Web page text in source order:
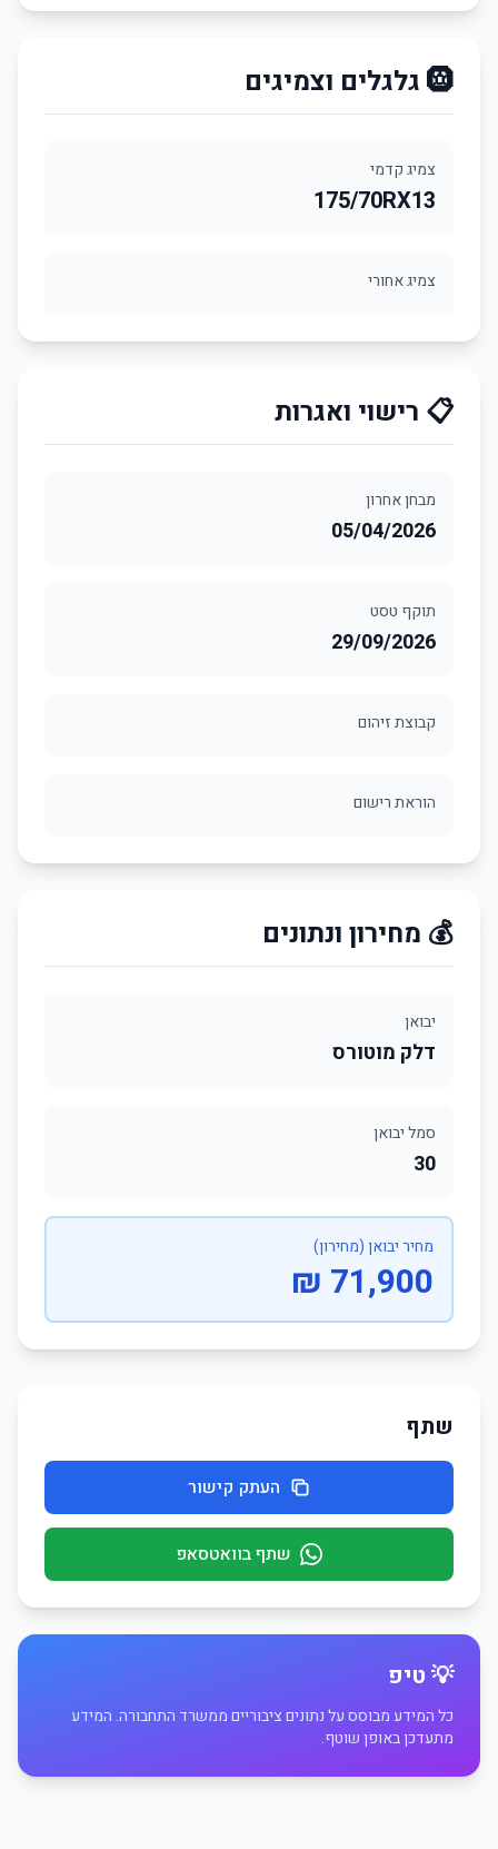
🛞 גלגלים וצמיגים
צמיג קדמי
175/70RX13
צמיג אחורי
📋 רישוי ואגרות
מבחן אחרון
05/04/2026
תוקף טסט
29/09/2026
קבוצת זיהום
הוראת רישום
💰 מחירון ונתונים
יבואן
דלק מוטורס
סמל יבואן
30
מחיר יבואן (מחירון)
71,900 ₪
שתף
העתק קישור
שתף בוואטסאפ
💡 טיפ
כל המידע מבוסס על נתונים ציבוריים ממשרד התחבורה. המידע
מתעדכן באופן שוטף.